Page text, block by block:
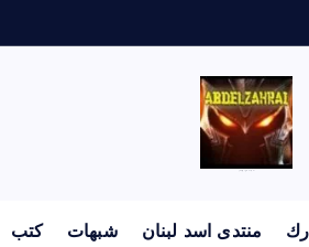
كتب شبهات منتدى اسد لبنان